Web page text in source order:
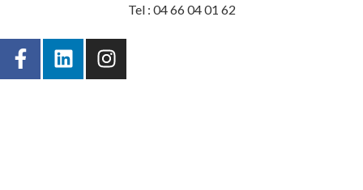
Tel : 04 66 04 01 62